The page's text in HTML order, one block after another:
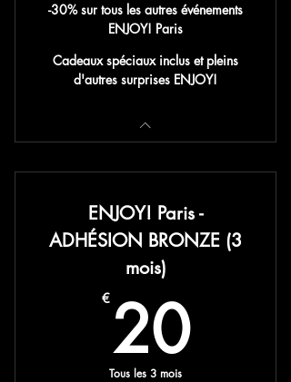
-30% sur tous les autres événements
ENJOY! Paris
Cadeaux spéciaux inclus et pleins
d'autres surprises ENJOY!
ENJOY! Paris -
ADHÉSION BRONZE (3
mois)
€2020€
Tous les 3 mois